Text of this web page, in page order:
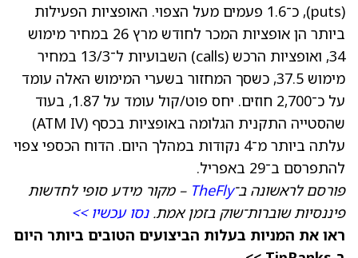
(puts), כ־1.6 פעמים מעל הצפוי. האופציות הפעילות
ביותר הן אופציות המכר לחודש מרץ 26 במחיר מימוש
34, ואופציות הרכש (calls) השבועיות ל־13/3 במחיר
מימוש 37.5, כשסך המחזור בשערי המימוש האלה עומד
על כ־2,700 חוזים. יחס פוט/קול עומד על 1.87, בעוד
שהסטייה התקנית הגלומה באופציות בכסף (ATM IV)
עלתה ביותר מ־4 נקודות במהלך היום. הדוח הכספי צפוי
להתפרסם ב־29 באפריל.
פורסם לראשונה ב־TheFly – מקור מידע סופי לחדשות
פיננסיות שוברות־שוק בזמן אמת.נסו עכשיו >>
ראו את המניות בעלות הביצועים הטובים ביותר היום